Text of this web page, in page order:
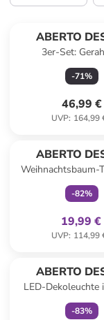
ABERTO
3er-Set:
Kunstdrucke
-71%
46,99 €
UVP: 164,99
ABERTO
Weihnachtsbaum-
Beige
-82%
19,99 €
UVP: 114,99
ABERTO
LED-Dekoleuchte
(L)50 x (B)28
-83%